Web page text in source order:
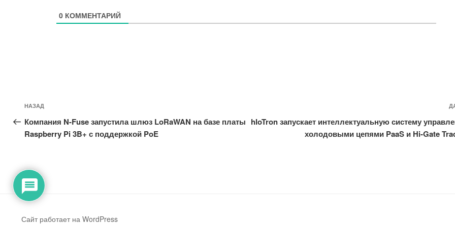
0КОММЕНТАРИЙ
Навигация
по
записям
Предыдущая
запись:
НАЗАД
Компания N-Fuse запустила шлюз LoRaWAN на базе платы
Raspberry Pi 3B+ с поддержкой PoE
hIoTron запускает интеллектуальную систему
холодовыми цепями PaaS и Hi-Gate
Сайт работает на WordPress